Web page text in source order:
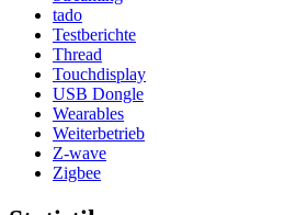
tado
Testberichte
Thread
Touchdisplay
USB Dongle
Wearables
Weiterbetrieb
Z-wave
Zigbee